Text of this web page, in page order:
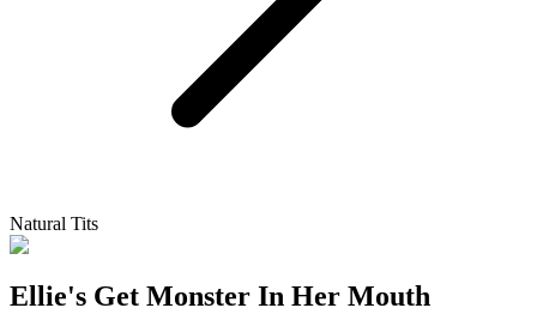
Natural Tits
Ellie's Get Monster In Her Mouth